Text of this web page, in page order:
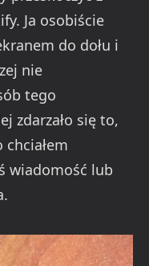
Ja osobiście
do dołu i
nie
tego
zdarzało się to,
wiadomość lub